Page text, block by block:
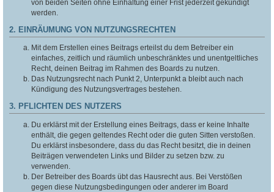
von beiden Seiten ohne Einhaltung einer Frist jederzeit gekündigt
werden.
2. EINRÄUMUNG VON NUTZUNGSRECHTEN
Mit dem Erstellen eines Beitrags erteilst du dem Betreiber ein
einfaches, zeitlich und räumlich unbeschränktes und unentgeltliches
Recht, deinen Beitrag im Rahmen des Boards zu nutzen.
Das Nutzungsrecht nach Punkt 2, Unterpunkt a bleibt auch nach
Kündigung des Nutzungsvertrages bestehen.
3. PFLICHTEN DES NUTZERS
Du erklärst mit der Erstellung eines Beitrags, dass er keine Inhalte
enthält, die gegen geltendes Recht oder die guten Sitten verstoßen.
Du erklärst insbesondere, dass du das Recht besitzt, die in deinen
Beiträgen verwendeten Links und Bilder zu setzen bzw. zu
verwenden.
Der Betreiber des Boards übt das Hausrecht aus. Bei Verstößen
gegen diese Nutzungsbedingungen oder anderer im Board